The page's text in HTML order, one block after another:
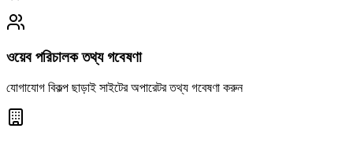
ওয়েব পরিচালক তথ্য গবেষণা
যোগাযোগ বিকল্প ছাড়াই সাইটের অপারেটর তথ্য গবেষণা করুন